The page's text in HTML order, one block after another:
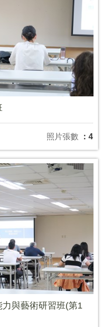
照片張數 ：4
與藝術研習班(第1